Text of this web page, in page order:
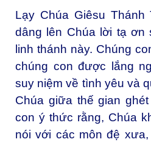
Lạy Chúa Giêsu Thánh
dâng lên Chúa lời tạ ơn
linh thánh này. Chúng
chúng con được lắng
suy niệm về tình yêu và
Chúa giữa thế gian
con ý thức rằng, Chúa
nói với các môn đệ